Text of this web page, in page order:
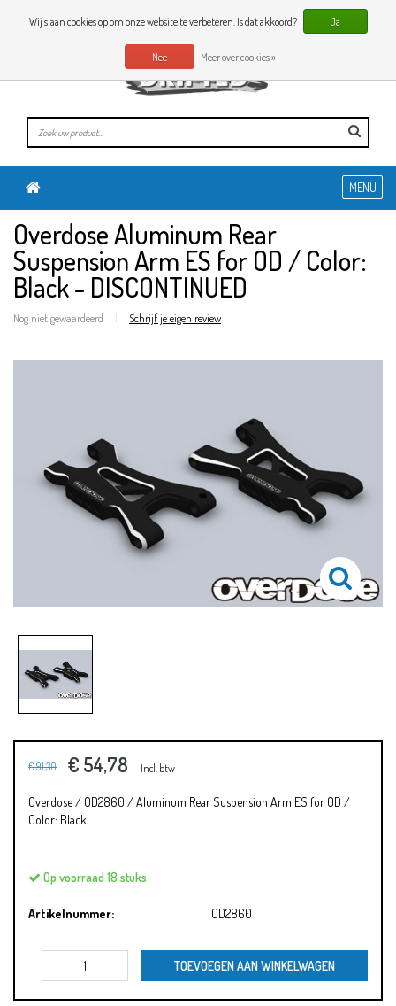
0 Artikelen
NL
MENU
Overdose Aluminum Rear
Suspension Arm ES for OD / Color:
Black - DISCONTINUED
Nog niet gewaardeerd | Schrijf je eigen review
€ 91,30 € 54,78 Incl. btw
Overdose / OD2860 / Aluminum Rear Suspension Arm ES for OD /
Color: Black
Op voorraad 18 stuks
Artikelnummer: OD2860
TOEVOEGEN AAN WINKELWAGEN
Wij slaan cookies op om onze website te verbeteren. Is dat akkoord? Ja
Nee Meer over cookies »